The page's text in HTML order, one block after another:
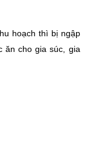
hoạch thì bị ngập
ăn cho gia súc, gia